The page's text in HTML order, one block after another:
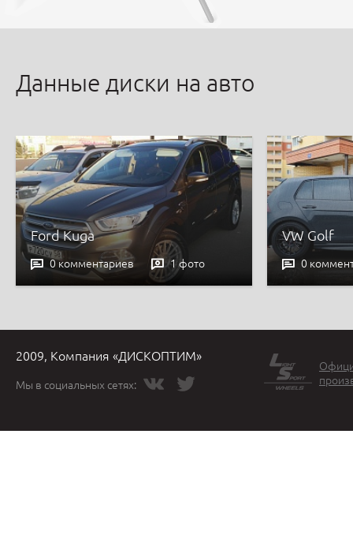
Данные диски на авто
Ford Kuga
0 комментариев 1 фото
VW Golf
0
2009, Компания «ДИСКОПТИМ»
Мы в социальных сетях: